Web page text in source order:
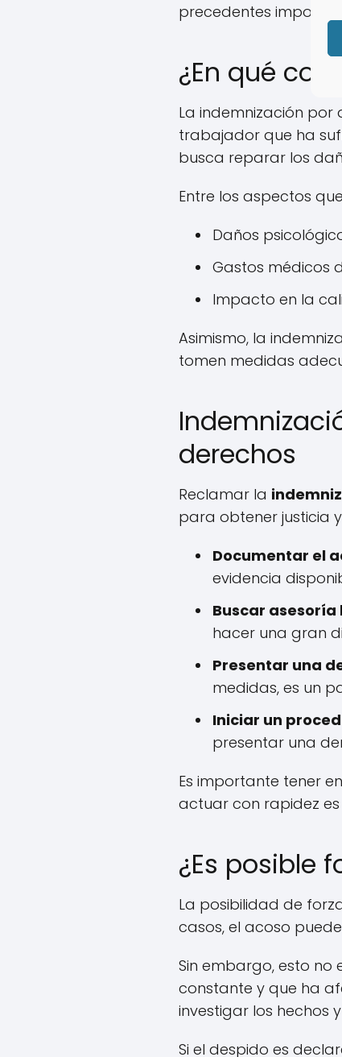
precedentes
¿En qué
La indemnización
trabajador que ha
busca reparar los
Entre los aspectos
Daños
Gastos médicos
Impacto en la
Asimismo, la
tomen medidas
derechos
Reclamar la
para obtener justicia
Documentar el
evidencia
Buscar asesoría
hacer una gran
Presentar una
medidas, es un
Iniciar un
presentar una
Es importante tener
actuar con rapidez es
¿Es posible
La posibilidad de
casos, el acoso
Sin embargo, esto no
constante y que ha
investigar los hechos
Si el despido es